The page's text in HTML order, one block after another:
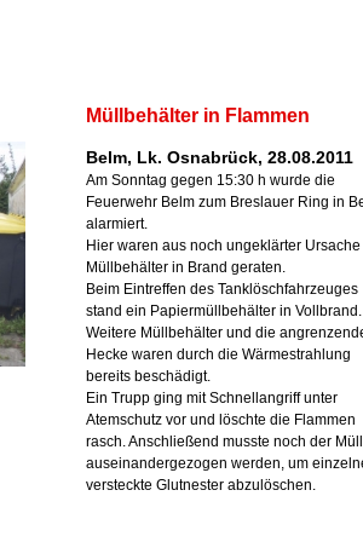
Müllbehälter in Flammen
Belm, Lk. Osnabrück, 28.08.2011
Am Sonntag gegen 15:30 h wurde die
Feuerwehr Belm zum Breslauer Ring in
alarmiert.
Hier waren aus noch ungeklärter Ursache
Müllbehälter in Brand geraten.
Beim Eintreffen des Tanklöschfahrzeuges
stand ein Papiermüllbehälter in Vollbrand.
Weitere Müllbehälter und die
Hecke waren durch die Wärmestrahlung
bereits beschädigt.
Ein Trupp ging mit Schnellangriff unter
Atemschutz vor und löschte die Flammen
rasch. Anschließend musste noch der Müll
auseinandergezogen werden, um
versteckte Glutnester abzulöschen.